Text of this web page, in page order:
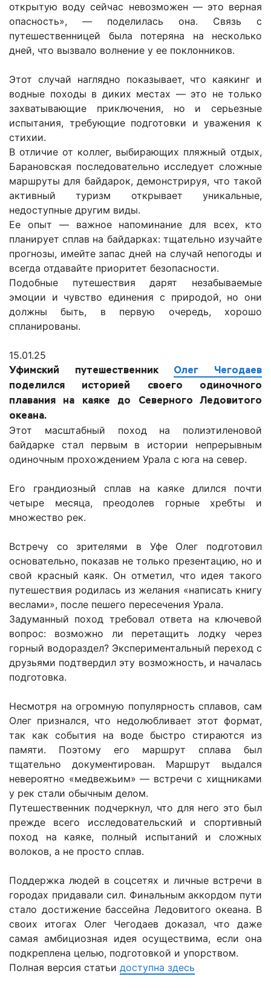
открытую воду сейчас невозможен — это верная
опасность», — поделилась она. Связь с
путешественницей была потеряна на несколько
дней, что вызвало волнение у ее поклонников.
Этот случай наглядно показывает, что каякинг и
водные походы в диких местах — это не только
захватывающие приключения, но и серьезные
испытания, требующие подготовки и уважения к
стихии.
В отличие от коллег, выбирающих пляжный отдых,
Барановская последовательно исследует сложные
маршруты для байдарок, демонстрируя, что такой
активный туризм открывает уникальные,
недоступные другим виды.
Ее опыт — важное напоминание для всех, кто
планирует сплав на байдарках: тщательно изучайте
прогнозы, имейте запас дней на случай непогоды и
всегда отдавайте приоритет безопасности.
Подобные путешествия дарят незабываемые
эмоции и чувство единения с природой, но они
должны быть, в первую очередь, хорошо
спланированы.
15.01.25
Уфимский путешественник Олег Чегодаев
поделился историей своего одиночного
плавания на каяке до Северного Ледовитого
океана.
Этот масштабный поход на полиэтиленовой
байдарке стал первым в истории непрерывным
одиночным прохождением Урала с юга на север.
Его грандиозный сплав на каяке длился почти
четыре месяца, преодолев горные хребты и
множество рек.
Встречу со зрителями в Уфе Олег подготовил
основательно, показав не только презентацию, но и
свой красный каяк. Он отметил, что идея такого
путешествия родилась из желания «написать книгу
веслами», после пешего пересечения Урала.
Задуманный поход требовал ответа на ключевой
вопрос: возможно ли перетащить лодку через
горный водораздел? Экспериментальный переход с
друзьями подтвердил эту возможность, и началась
подготовка.
Несмотря на огромную популярность сплавов, сам
Олег признался, что недолюбливает этот формат,
так как события на воде быстро стираются из
памяти. Поэтому его маршрут сплава был
тщательно документирован. Маршрут выдался
невероятно «медвежьим» — встречи с хищниками
у рек стали обычным делом.
Путешественник подчеркнул, что для него это был
прежде всего исследовательский и спортивный
поход на каяке, полный испытаний и сложных
волоков, а не просто сплав.
Поддержка людей в соцсетях и личные встречи в
городах придавали сил. Финальным аккордом пути
стало достижение бассейна Ледовитого океана. В
своих итогах Олег Чегодаев доказал, что даже
самая амбициозная идея осуществима, если она
подкреплена целью, подготовкой и упорством.
Полная версия статьи доступна здесь